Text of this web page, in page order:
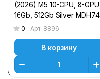
(2026) M5 10-CPU, 8-GPU,
16Gb, 512Gb Silver MDH74
0 Арт. 8896
В корзину